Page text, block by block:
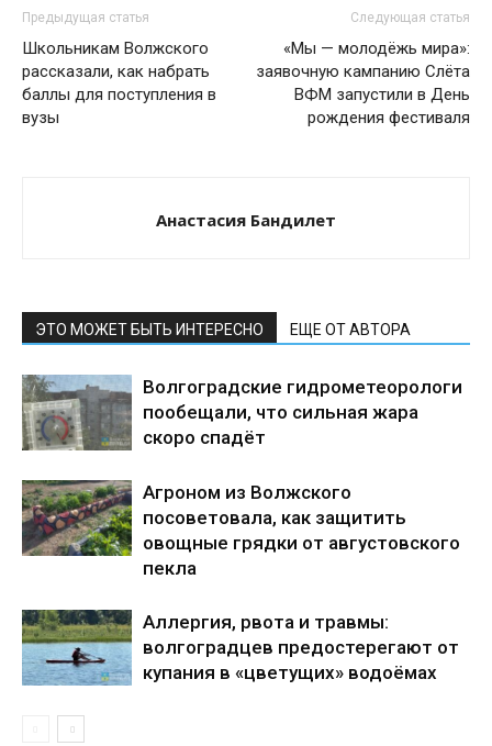
Предыдущая статья
Школьникам Волжского
рассказали, как набрать
баллы для поступления в
вузы
Следующая статья
«Мы — молодёжь мира»:
заявочную кампанию Слёта
ВФМ запустили в День
рождения фестиваля
Анастасия Бандилет
ЭТО МОЖЕТ БЫТЬ ИНТЕРЕСНО ЕЩЕ ОТ АВТОРА
Волгоградские гидрометеорологи
пообещали, что сильная жара
скоро спадёт
Агроном из Волжского
посоветовала, как защитить
овощные грядки от августовского
пекла
Аллергия, рвота и травмы:
волгоградцев предостерегают от
купания в «цветущих» водоёмах